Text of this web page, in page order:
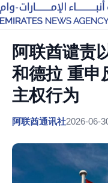
阿联酋谴责
和德拉 重申
主权行为
阿联酋通讯社2026-06-